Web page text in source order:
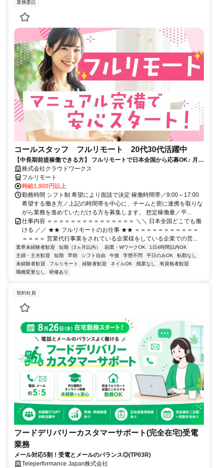
業務委託
コールスタッフ フルリモート 20代30代活躍中
【中長期前提稼働できる方】 フルリモートで日本全国から応募OK♪ 月稼
働80時間で安定収入！
株式会社クラウドワークス
フルリモート
時給1,900円以上
勤務時間 シフト制 希望により面談で決定 稼働時間帯／9:00～17:00
希望する働き方／上記の時間帯を中心に、チームと密に連携を取りな
がら業務を進めていただける方を募集します。 想定稼働量／平...
仕事内容 ＝＝＝＝＝＝＝＝＝＝＝＝＝＝＝ ＼＼ 日本全国どこでも働
ける ／／ ★★ フルリモートのお仕事 ★★ ＝＝＝＝＝＝＝＝＝＝＝
＝＝＝＝ 営業代行事業をされている企業様をしている企業での営...
業界未経験者歓迎 短期（3ヵ月以内） 副業・WワークOK
1日4時間以内OK
主婦・主夫歓迎
短期 早朝 シフト自由 午後 学歴不問 平日のみOK
転勤なし
未経験者歓迎
フルリモート 経験者歓迎 ネイルOK 残業なし
有資格者歓迎
職種変更なし
研修あり
契約社員
フードデリバリーカスタマーサポート(完全在宅)受電
業務
メール対応5割！受電とメールのバランス◎(TP03R)
Teleperformance Japan株式会社